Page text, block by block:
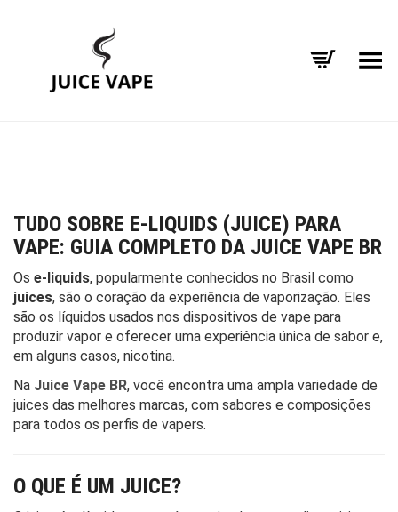
Alternar Menu
TUDO SOBRE E-LIQUIDS (JUICE) PARA
VAPE: GUIA COMPLETO DA JUICE VAPE BR
Os e-liquids, popularmente conhecidos no Brasil como
juices, são o coração da experiência de vaporização. Eles
são os líquidos usados nos dispositivos de vape para
produzir vapor e oferecer uma experiência única de sabor e,
em alguns casos, nicotina.
Na Juice Vape BR, você encontra uma ampla variedade de
juices das melhores marcas, com sabores e composições
para todos os perfis de vapers.
O QUE É UM JUICE?